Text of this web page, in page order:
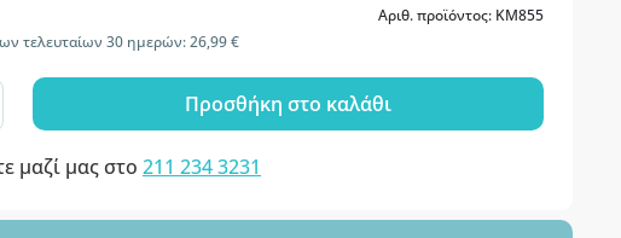
Αριθ. προϊόντος: KM855
τελευταίων 30 ημερών: 26,99 €
Προσθήκη στο καλάθι
μαζί μας στο 211 234 3231